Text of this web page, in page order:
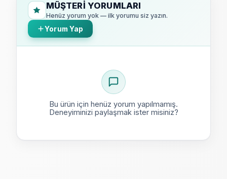
MÜŞTERI YORUMLARI
Henüz yorum yok — ilk yorumu siz yazın.
Yorum Yap
Bu ürün için henüz yorum yapılmamış.
Deneyiminizi paylaşmak ister misiniz?